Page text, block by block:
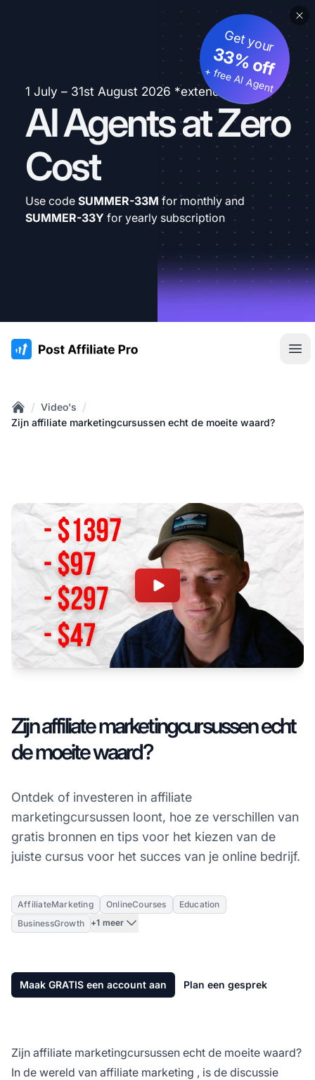
1 July – 31st August 2026 *extended
AI Agents at Zero
Cost
Get your
33% off
+ free AI Agent
Use code SUMMER-33M for monthly and
SUMMER-33Y for yearly subscription
:site.title
Home
/ Video's /
Zijn affiliate marketingcursussen echt de moeite waard?
Zijn affiliate marketingcursussen echt
de moeite waard?
Ontdek of investeren in affiliate
marketingcursussen loont, hoe ze verschillen van
gratis bronnen en tips voor het kiezen van de
juiste cursus voor het succes van je online bedrijf.
AffiliateMarketing OnlineCourses
Education
BusinessGrowth
+1 meer
Maak GRATIS een account aan Plan een gesprek
Zijn affiliate marketingcursussen echt de moeite waard?
In de wereld van affiliate marketing , is de discussie